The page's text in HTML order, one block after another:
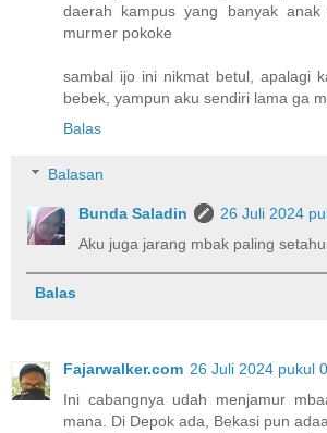
daerah kampus yang banyak anak
murmer pokoke
sambal ijo ini nikmat betul, apalagi
bebek, yampun aku sendiri lama ga
Balas
Balasan
Bunda Saladin
26 Juli 2024
Aku juga jarang mbak paling
Balas
Fajarwalker.com 26 Juli 2024 pukul
Ini cabangnya udah menjamur
mana. Di Depok ada, Bekasi pun adaa.